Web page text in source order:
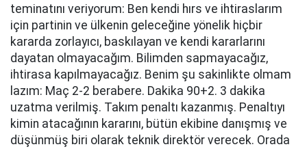
teminatını veriyorum: Ben kendi hırs ve ihtiraslarım
için partinin ve ülkenin geleceğine yönelik hiçbir
kararda zorlayıcı, baskılayan ve kendi kararlarını
dayatan olmayacağım. Bilimden sapmayacağız,
ihtirasa kapılmayacağız. Benim şu sakinlikte olmam
lazım: Maç 2-2 berabere. Dakika 90+2. 3 dakika
uzatma verilmiş. Takım penaltı kazanmış. Penaltıyı
kimin atacağının kararını, bütün ekibine danışmış ve
düşünmüş biri olarak teknik direktör verecek. Orada